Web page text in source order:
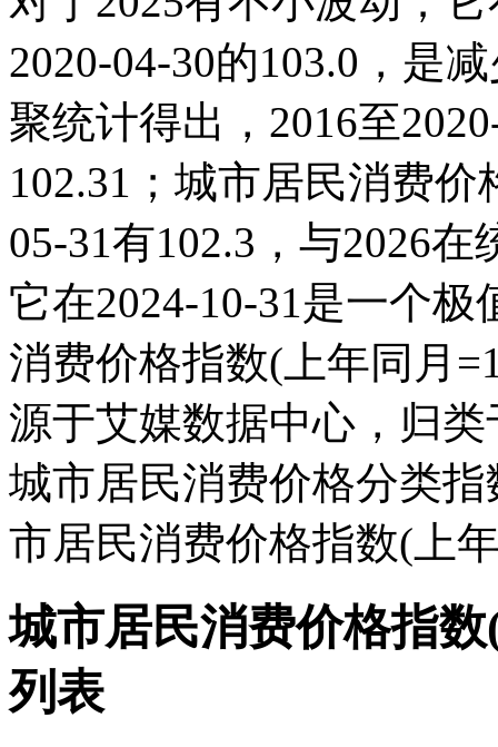
2020-04-30的103.0，是
聚统计得出，2016至
102.31；城市居民消费
05-31有102.3，与2026
它在2024-10-31是一个
消费价格指数(上年同月
源于艾媒数据中心，归
城市居民消费价格分类
市居民消费价格指数(上
城市居民消费价格指
列表